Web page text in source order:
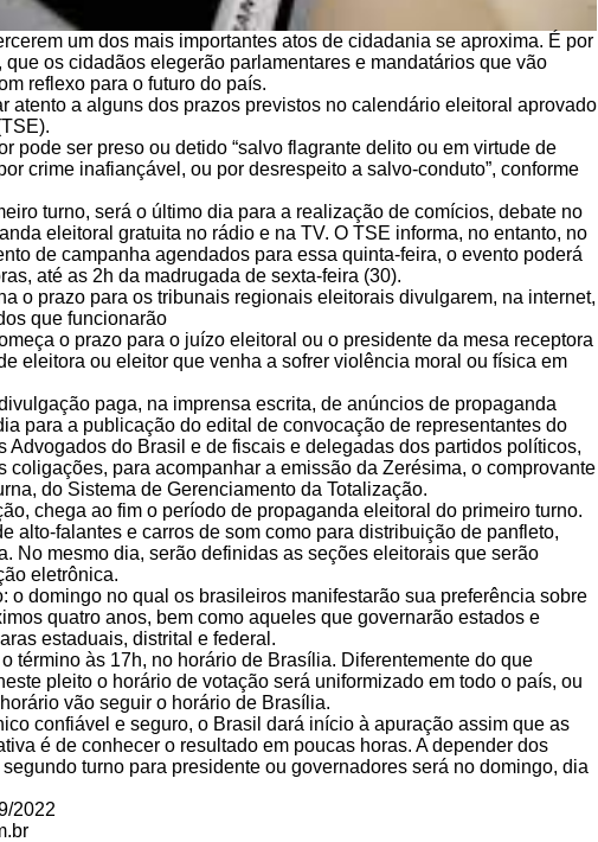
um dos mais importantes atos de cidadania se aproxima. É por
que os cidadãos elegerão parlamentares e mandatários que vão
reflexo para o futuro do país.
atento a alguns dos prazos previstos no calendário eleitoral aprovado
pode ser preso ou detido “salvo flagrante delito ou em virtude de
crime inafiançável, ou por desrespeito a salvo-conduto”, conforme
turno, será o último dia para a realização de comícios, debate no
eleitoral gratuita no rádio e na TV. O TSE informa, no entanto, no
de campanha agendados para essa quinta-feira, o evento poderá
até as 2h da madrugada de sexta-feira (30).
o prazo para os tribunais regionais eleitorais divulgarem, na internet,
que funcionarão
o prazo para o juízo eleitoral ou o presidente da mesa receptora
eleitora ou eleitor que venha a sofrer violência moral ou física em
paga, na imprensa escrita, de anúncios de propaganda
para a publicação do edital de convocação de representantes do
Advogados do Brasil e de fiscais e delegadas dos partidos políticos,
coligações, para acompanhar a emissão da Zerésima, o comprovante
do Sistema de Gerenciamento da Totalização.
chega ao fim o período de propaganda eleitoral do primeiro turno.
alto-falantes e carros de som como para distribuição de panfleto,
No mesmo dia, serão definidas as seções eleitorais que serão
eletrônica.
o domingo no qual os brasileiros manifestarão sua preferência sobre
quatro anos, bem como aqueles que governarão estados e
estaduais, distrital e federal.
término às 17h, no horário de Brasília. Diferentemente do que
pleito o horário de votação será uniformizado em todo o país, ou
vão seguir o horário de Brasília.
confiável e seguro, o Brasil dará início à apuração assim que as
é de conhecer o resultado em poucas horas. A depender dos
turno para presidente ou governadores será no domingo, dia
2022